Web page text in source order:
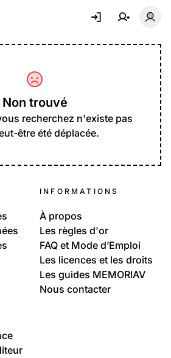
navigation
Non trouvé
recherchez n'existe pas
être été déplacée.
INFORMATIONS
À propos
Les règles d'or
FAQ et Mode d’Emploi
Les licences et les droits
Les guides MEMORIAV
Nous contacter